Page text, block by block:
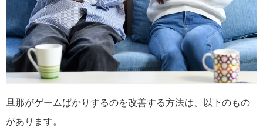
旦那がゲームばかりするのを改善する方法は、以下のもの
があります。